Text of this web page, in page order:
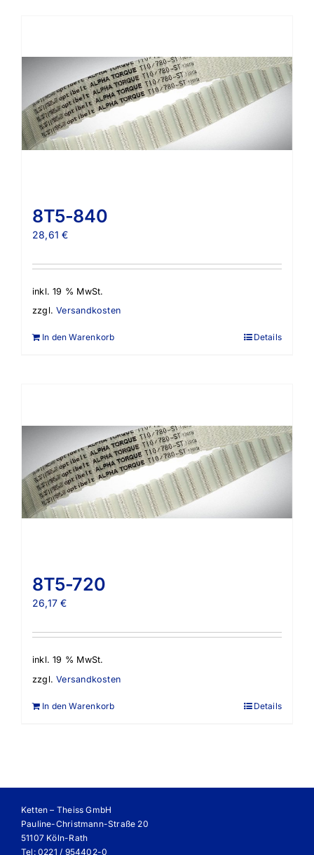
8T5-840
28,61€
inkl. 19 % MwSt.
zzgl.Versandkosten
In den Warenkorb Details
8T5-720
26,17€
inkl. 19 % MwSt.
zzgl.Versandkosten
In den Warenkorb Details
Ketten – Theiss GmbH
Pauline-Christmann-Straße 20
51107 Köln-Rath
Tel: 0221 / 954402-0